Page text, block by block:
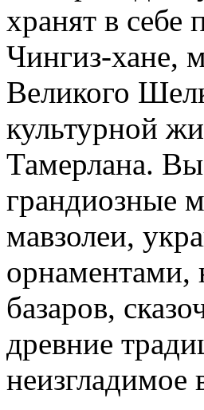
хранят в себе
Чингиз-хане,
Великого
культурной
Тамерлана.
грандиозные
мавзолеи,
орнаментами,
базаров,
древние
неизгладимое